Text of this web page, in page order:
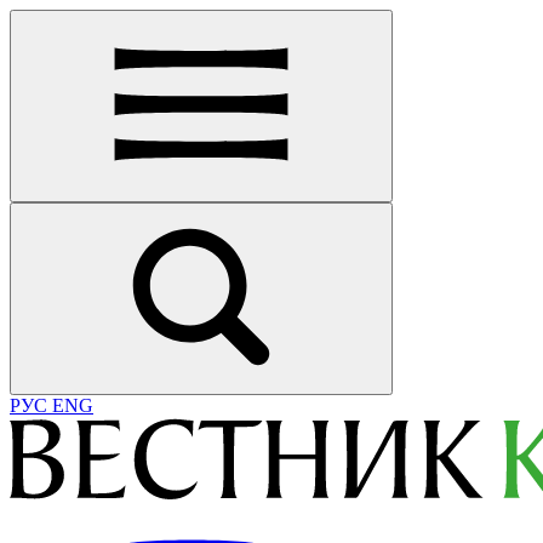
РУС ENG